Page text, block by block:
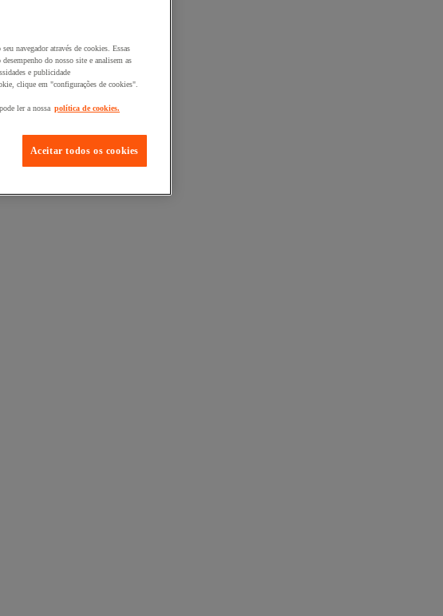
navegador através de cookies. Essas
do nosso site e analisem as
e publicidade
clique em "configurações de cookies".
ler a nossa política de cookies.
Aceitar todos os cookies